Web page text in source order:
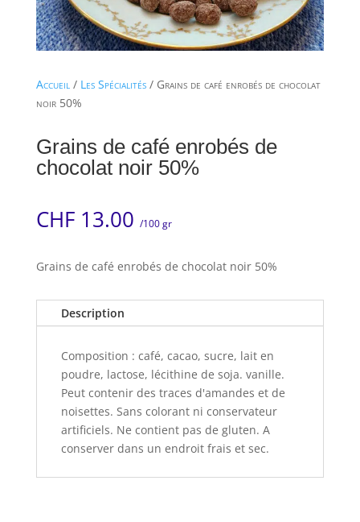
Accueil/ Les Spécialités/ Grains de café enrobés de chocolat
noir 50%
Grains de café enrobés de
chocolat noir 50%
CHF13.00 /100 gr
Grains de café enrobés de chocolat noir 50%
Description
Composition : café, cacao, sucre, lait en
poudre, lactose, lécithine de soja. vanille.
Peut contenir des traces d'amandes et de
noisettes. Sans colorant ni conservateur
artificiels. Ne contient pas de gluten. A
conserver dans un endroit frais et sec.